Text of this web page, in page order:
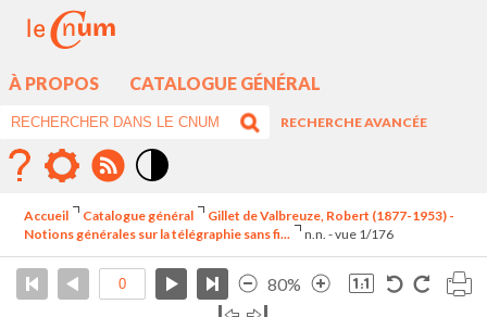
À PROPOS CATALOGUE GÉNÉRAL
RECHERCHE AVANCÉE
élévé
Accueil Catalogue général
Gillet de Valbreuze, Robert (1877-1953) -
Notions générales sur la télégraphie sans fi...
n.n. - vue 1/176
80%